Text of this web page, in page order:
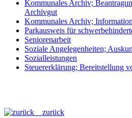
Kommunales Archiv;
Archivgut
Kommunales Archiv;
Parkausweis für
Seniorenarbeit
Soziale Angelegenheiten;
Sozialleistungen
Steuererklärung; Bereitstellung
zurück